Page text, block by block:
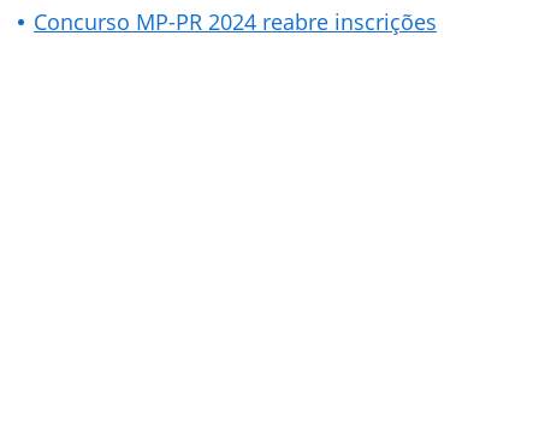
Concurso MP-PR 2024 reabre inscrições